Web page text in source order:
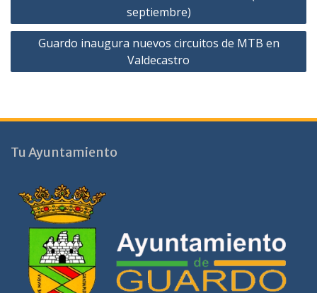
entradas
septiembre)
Guardo inaugura nuevos circuitos de MTB en
Valdecastro
Tu Ayuntamiento